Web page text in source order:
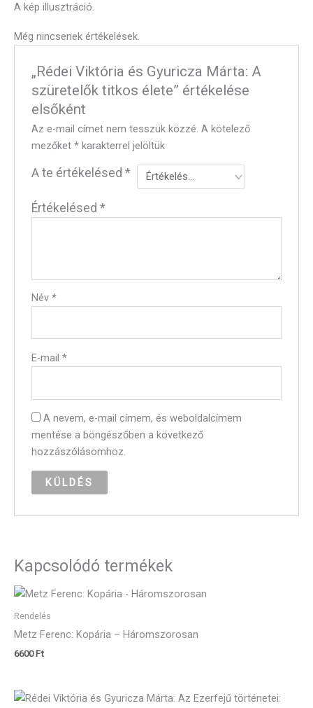
A kép illusztráció.
Még nincsenek értékelések.
„Rédei Viktória és Gyuricza Márta: A
szüretelők titkos élete” értékelése
elsőként
Az e-mail címet nem tesszük közzé. A kötelező
mezőket* karakterrel jelöltük
A te értékelésed*
Értékelésed*
Név*
E-mail*
A nevem, e-mail címem, és weboldalcímem
mentése a böngészőben a következő
hozzászólásomhoz.
Kapcsolódó termékek
Rendelés
Metz Ferenc: Kopária – Háromszorosan
6600 Ft